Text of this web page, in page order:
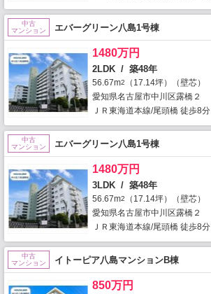
中古
マンション
エバーグリーン八島1号棟
1480万円
2LDK / 築48年
56.67m2
（17.14坪）（壁芯）
愛知県名古屋市中川区露橋２
ＪＲ東海道本線/尾頭橋 徒歩8分
中古
マンション
エバーグリーン八島1号棟
1480万円
3LDK / 築48年
56.67m2
（17.14坪）（壁芯）
愛知県名古屋市中川区露橋２
ＪＲ東海道本線/尾頭橋 徒歩8分
中古
マンション
イトーピア八島マンションB棟
850万円